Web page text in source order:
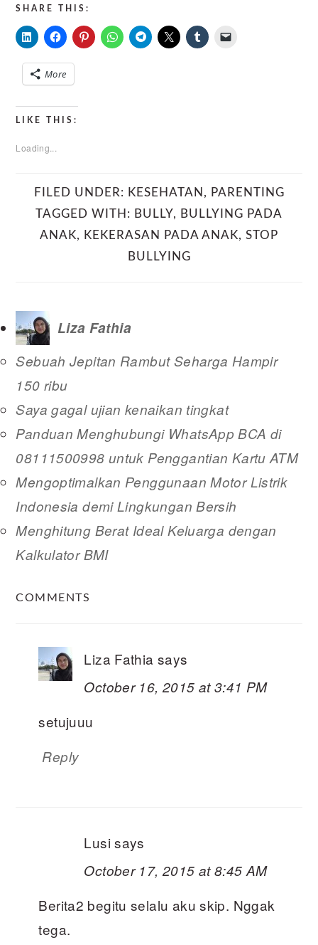
SHARE THIS:
More
LIKE THIS:
Loading...
FILED UNDER: KESEHATAN , PARENTING
TAGGED WITH: BULLY, BULLYING PADA
ANAK, KEKERASAN PADA ANAK, STOP
BULLYING
Liza Fathia
Sebuah Jepitan Rambut Seharga Hampir
150 ribu
Saya gagal ujian kenaikan tingkat
Panduan Menghubungi WhatsApp BCA di
08111500998 untuk Penggantian Kartu ATM
Mengoptimalkan Penggunaan Motor Listrik
Indonesia demi Lingkungan Bersih
Menghitung Berat Ideal Keluarga dengan
Kalkulator BMI
COMMENTS
Liza Fathia says
October 16, 2015 at 3:41 PM
setujuuu
Reply
Lusi says
October 17, 2015 at 8:45 AM
Berita2 begitu selalu aku skip. Nggak
tega.